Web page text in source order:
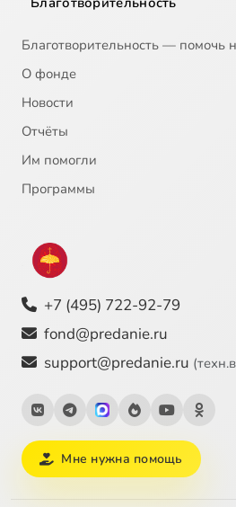
Благотворительность —
О фонде
Новости
Отчёты
Им помогли
Программы
+7 (495) 722-92-79
fond@predanie.ru
support@predanie.ru
Мне нужна помощь